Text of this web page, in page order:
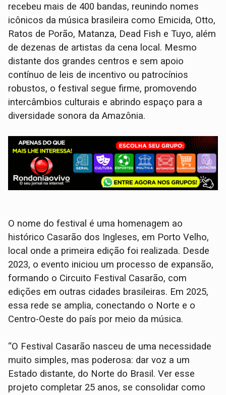
recebeu mais de 400 bandas, reunindo nomes
icônicos da música brasileira como Emicida, Otto,
Ratos de Porão, Matanza, Dead Fish e Tuyo, além
de dezenas de artistas da cena local. Mesmo
distante dos grandes centros e sem apoio
contínuo de leis de incentivo ou patrocínios
robustos, o festival segue firme, promovendo
intercâmbios culturais e abrindo espaço para a
diversidade sonora da Amazônia.
O nome do festival é uma homenagem ao
histórico Casarão dos Ingleses, em Porto Velho,
local onde a primeira edição foi realizada. Desde
2023, o evento iniciou um processo de expansão,
formando o Circuito Festival Casarão, com
edições em outras cidades brasileiras. Em 2025,
essa rede se amplia, conectando o Norte e o
Centro-Oeste do país por meio da música.
“O Festival Casarão nasceu de uma necessidade
muito simples, mas poderosa: dar voz a um
Estado distante, do Norte do Brasil. Ver esse
projeto completar 25 anos, se consolidar como